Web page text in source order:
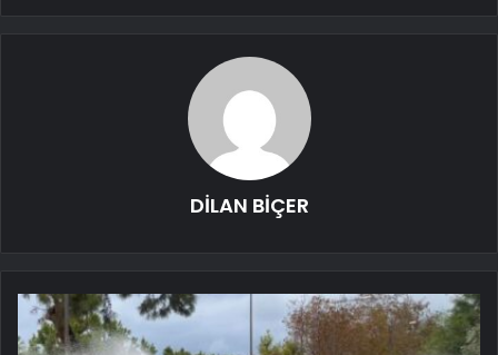
DİLAN BİÇER